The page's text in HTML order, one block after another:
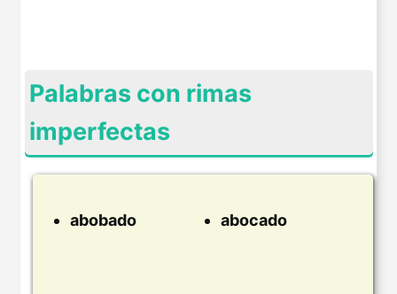
Palabras con rimas
imperfectas
abobado abocado